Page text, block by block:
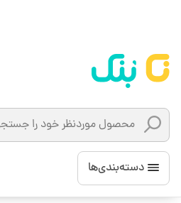
دسته‌بندی‌ها